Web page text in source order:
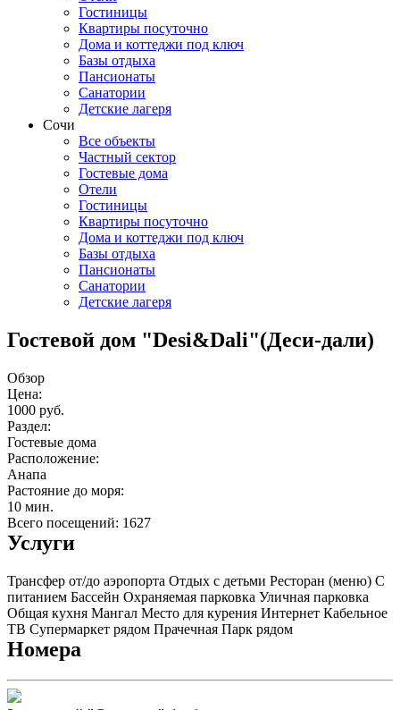
Гостиницы
Квартиры посуточно
Дома и коттеджи под ключ
Базы отдыха
Пансионаты
Санатории
Детские лагеря
Сочи
Все объекты
Частный сектор
Гостевые дома
Отели
Гостиницы
Квартиры посуточно
Дома и коттеджи под ключ
Базы отдыха
Пансионаты
Санатории
Детские лагеря
Гостевой дом "Desi&Dali"(Деси-дали)
Обзор
Цена:
1000 руб.
Раздел:
Гостевые дома
Расположение:
Анапа
Растояние до моря:
10 мин.
Всего посещений: 1627
Услуги
Трансфер от/до аэропорта Отдых с детьми Ресторан (меню) С
питанием Бассейн Охраняемая парковка Уличная парковка
Общая кухня Мангал Место для курения Интернет Кабельное
ТВ Супермаркет рядом Прачечная Парк рядом
Номера